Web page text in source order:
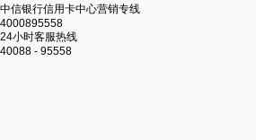
中信银行信用卡中心营销专线
4000895558
24小时客服热线
40088 - 95558